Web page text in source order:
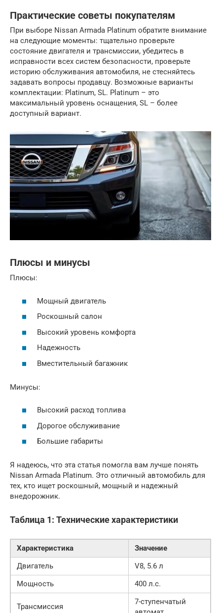
Практические советы покупателям
При выборе Nissan Armada Platinum обратите внимание
на следующие моменты: тщательно проверьте
состояние двигателя и трансмиссии, убедитесь в
исправности всех систем безопасности, проверьте
историю обслуживания автомобиля, не стесняйтесь
задавать вопросы продавцу. Возможные варианты
комплектации: Platinum, SL. Platinum – это
максимальный уровень оснащения, SL – более
доступный вариант.
Плюсы и минусы
Плюсы:
Мощный двигатель
Роскошный салон
Высокий уровень комфорта
Надежность
Вместительный багажник
Минусы:
Высокий расход топлива
Дорогое обслуживание
Большие габариты
Я надеюсь, что эта статья помогла вам лучше понять
Nissan Armada Platinum. Это отличный автомобиль для
тех, кто ищет роскошный, мощный и надежный
внедорожник.
Таблица 1: Технические характеристики
Характеристика
Значение
Двигатель
V8, 5.6 л
Мощность
400 л.с.
Трансмиссия
7-ступенчатый